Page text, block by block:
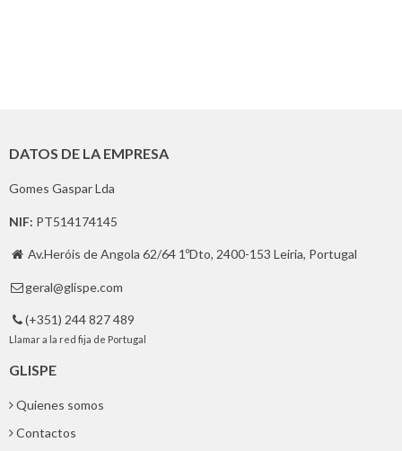
DATOS DE LA EMPRESA
Gomes Gaspar Lda
NIF: PT514174145
 Av.Heróis de Angola 62/64 1ºDto, 2400-153 Leiria, Portugal
 geral@glispe.com
 (+351) 244 827 489
Llamar a la red fija de Portugal
GLISPE
Quienes somos
Contactos